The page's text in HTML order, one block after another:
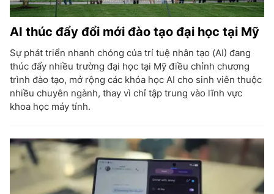
AI thúc đẩy đổi mới đào tạo đại học tại Mỹ
Sự phát triển nhanh chóng của trí tuệ nhân tạo (AI) đang
thúc đẩy nhiều trường đại học tại Mỹ điều chỉnh chương
trình đào tạo, mở rộng các khóa học AI cho sinh viên thuộc
nhiều chuyên ngành, thay vì chỉ tập trung vào lĩnh vực
khoa học máy tính.